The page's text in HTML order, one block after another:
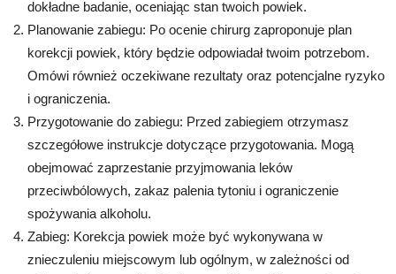
dokładne badanie, oceniając stan twoich powiek.
Planowanie zabiegu: Po ocenie chirurg zaproponuje plan
korekcji powiek, który będzie odpowiadał twoim potrzebom.
Omówi również oczekiwane rezultaty oraz potencjalne ryzyko
i ograniczenia.
Przygotowanie do zabiegu: Przed zabiegiem otrzymasz
szczegółowe instrukcje dotyczące przygotowania. Mogą
obejmować zaprzestanie przyjmowania leków
przeciwbólowych, zakaz palenia tytoniu i ograniczenie
spożywania alkoholu.
Zabieg: Korekcja powiek może być wykonywana w
znieczuleniu miejscowym lub ogólnym, w zależności od